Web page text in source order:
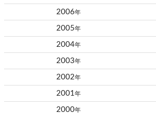
2006年
2005年
2004年
2003年
2002年
2001 年
2000年